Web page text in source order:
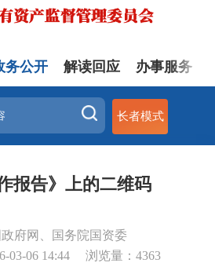
务公开 解读回应 办事服务
长者模式
报告》上的二维码
府网、国务院国资委
03-06 14:44
浏览量： 4363